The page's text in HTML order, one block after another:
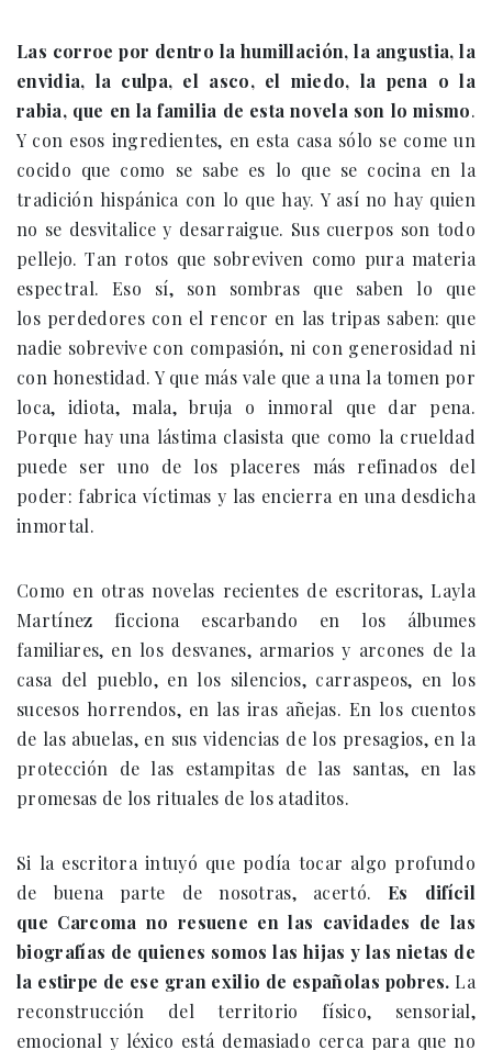
Las corroe por dentro la humillación, la angustia, la
envidia, la culpa, el asco, el miedo, la pena o la
rabia, que en la familia de esta novela son lo mismo.
Y con esos ingredientes, en esta casa sólo se come un
cocido que como se sabe es lo que se cocina en la
tradición hispánica con lo que hay. Y así no hay quien
no se desvitalice y desarraigue. Sus cuerpos son todo
pellejo. Tan rotos que sobreviven como pura materia
espectral. Eso sí, son sombras que saben lo que
los perdedores con el rencor en las tripas saben: que
nadie sobrevive con compasión, ni con generosidad ni
con honestidad. Y que más vale que a una la tomen por
loca, idiota, mala, bruja o inmoral que dar pena.
Porque hay una lástima clasista que como la crueldad
puede ser uno de los placeres más refinados del
poder: fabrica víctimas y las encierra en una desdicha
inmortal.
Como en otras novelas recientes de escritoras, Layla
Martínez ficciona escarbando en los álbumes
familiares, en los desvanes, armarios y arcones de la
casa del pueblo, en los silencios, carraspeos, en los
sucesos horrendos, en las iras añejas. En los cuentos
de las abuelas, en sus videncias de los presagios, en la
protección de las estampitas de las santas, en las
promesas de los rituales de los ataditos.
Si la escritora intuyó que podía tocar algo profundo
de buena parte de nosotras, acertó. Es difícil
que Carcoma no resuene en las cavidades de las
biografías de quienes somos las hijas y las nietas de
la estirpe de ese gran exilio de españolas pobres. La
reconstrucción del territorio físico, sensorial,
emocional y léxico está demasiado cerca para que no